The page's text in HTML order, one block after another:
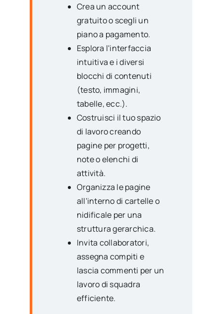
Crea un account
gratuito o scegli un
piano a pagamento.
Esplora l'interfaccia
intuitiva e i diversi
blocchi di contenuti
(testo, immagini,
tabelle, ecc.).
Costruisci il tuo spazio
di lavoro creando
pagine per progetti,
note o elenchi di
attività.
Organizza le pagine
all'interno di cartelle o
nidificale per una
struttura gerarchica.
Invita collaboratori,
assegna compiti e
lascia commenti per un
lavoro di squadra
efficiente.